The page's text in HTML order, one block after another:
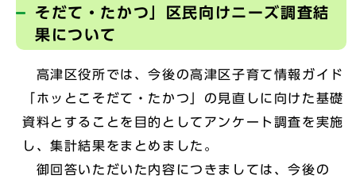
そだて・たかつ」区民向けニーズ調査結
果について
高津区役所では、今後の高津区子育て情報ガイド
「ホッとこそだて・たかつ」の見直しに向けた基礎
資料とすることを目的としてアンケート調査を実施
し、集計結果をまとめました。
御回答いただいた内容につきましては、今後の